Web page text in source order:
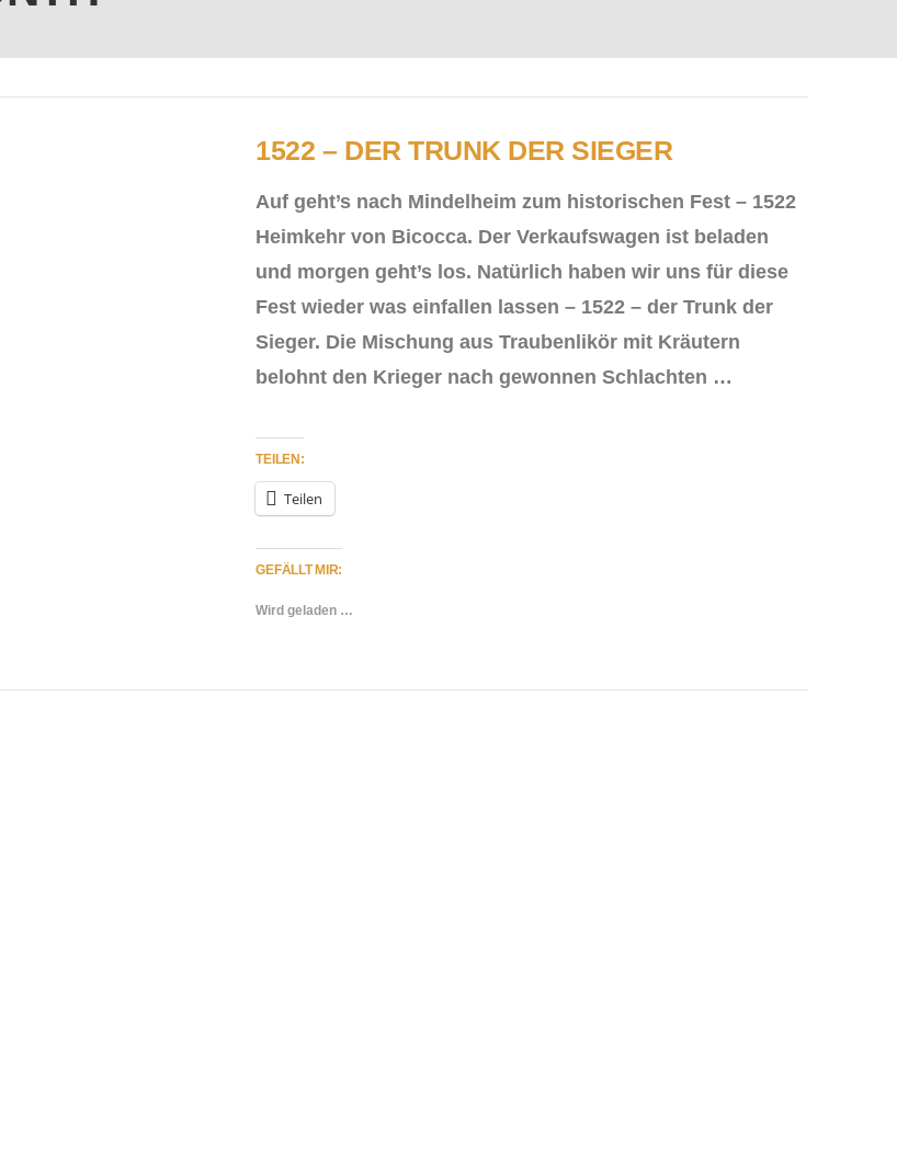
1522 – DER TRUNK DER SIEGER
Auf geht’s nach Mindelheim zum historischen Fest – 1522
Heimkehr von Bicocca. Der Verkaufswagen ist beladen
und morgen geht’s los. Natürlich haben wir uns für diese
Fest wieder was einfallen lassen – 1522 – der Trunk der
Sieger. Die Mischung aus Traubenlikör mit Kräutern
belohnt den Krieger nach gewonnen Schlachten …
TEILEN:
Teilen
GEFÄLLT MIR:
Wird geladen …